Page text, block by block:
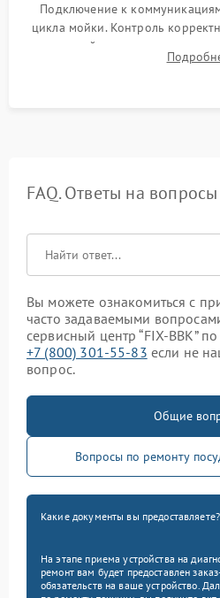
Подключение к
цикла мойки. Контроль
до нужной температуры,
штатного слива и
FAQ. Ответы на вопросы
Вы можете ознакомиться с
часто задаваемыми
сервисный центр “FIX-BBK”
+7 (800) 301-55-83 если не
вопрос.
Общие
Вопросы по ремонту
Какие документы вы предоставляете?
На этапе приема устройства на
ремонт вам будет предоставлен
обязательств на ваше устройство.